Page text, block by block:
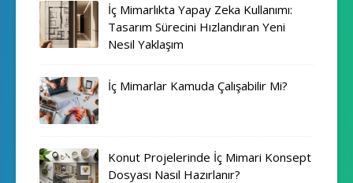
İç Mimarlıkta Yapay Zeka Kullanımı:
Tasarım Sürecini Hızlandıran Yeni
Nesil Yaklaşım
İç Mimarlar Kamuda Çalışabilir Mi?
Konut Projelerinde İç Mimari Konsept
Dosyası Nasıl Hazırlanır?